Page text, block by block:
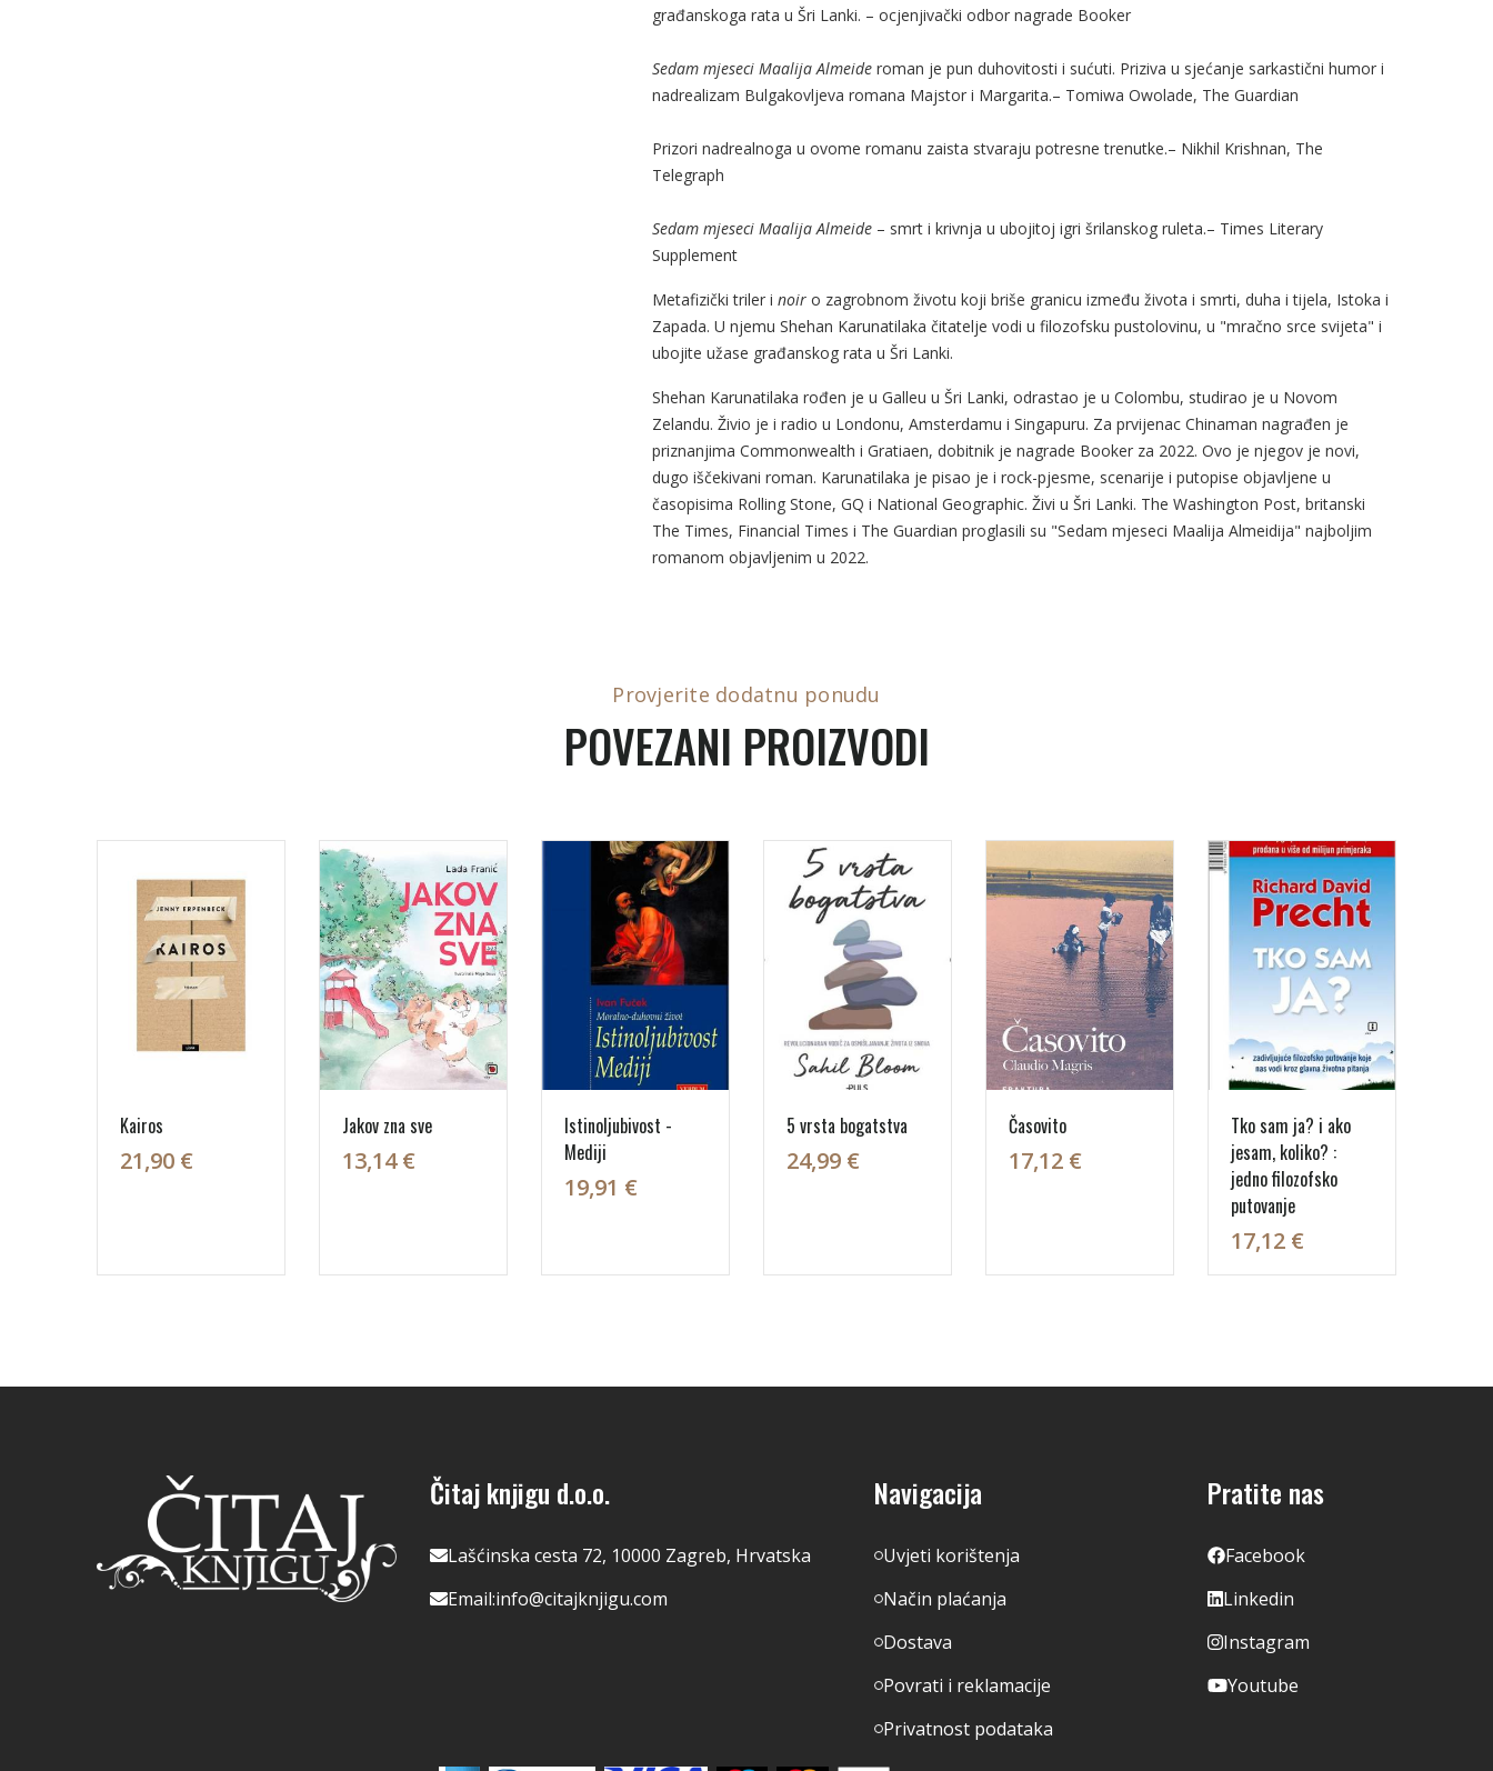
građanskoga rata u Šri Lanki. – ocjenjivački odbor nagrade Booker
Sedam mjeseci Maalija Almeide roman je pun duhovitosti i sućuti. Priziva u sjećanje sarkastični humor i
nadrealizam Bulgakovljeva romana Majstor i Margarita.– Tomiwa Owolade, The Guardian
Prizori nadrealnoga u ovome romanu zaista stvaraju potresne trenutke.– Nikhil Krishnan, The
Telegraph
Sedam mjeseci Maalija Almeide – smrt i krivnja u ubojitoj igri šrilanskog ruleta.– Times Literary
Supplement
Metafizički triler i noir o zagrobnom životu koji briše granicu između života i smrti, duha i tijela, Istoka i
Zapada. U njemu Shehan Karunatilaka čitatelje vodi u filozofsku pustolovinu, u "mračno srce svijeta" i
ubojite užase građanskog rata u Šri Lanki.
Shehan Karunatilaka rođen je u Galleu u Šri Lanki, odrastao je u Colombu, studirao je u Novom
Zelandu. Živio je i radio u Londonu, Amsterdamu i Singapuru. Za prvijenac Chinaman nagrađen je
priznanjima Commonwealth i Gratiaen, dobitnik je nagrade Booker za 2022. Ovo je njegov je novi,
dugo iščekivani roman. Karunatilaka je pisao je i rock-pjesme, scenarije i putopise objavljene u
časopisima Rolling Stone, GQ i National Geographic. Živi u Šri Lanki. The Washington Post, britanski
The Times, Financial Times i The Guardian proglasili su "Sedam mjeseci Maalija Almeidija" najboljim
romanom objavljenim u 2022.
Provjerite dodatnu ponudu
POVEZANI PROIZVODI
Kairos
21,90 €
Jakov zna sve
13,14 €
Istinoljubivost -
Mediji
19,91 €
5 vrsta bogatstva
24,99 €
Časovito
17,12 €
Tko sam ja? i ako
jesam, koliko? :
jedno filozofsko
putovanje
17,12 €
Čitaj knjigu d.o.o.
Lašćinska cesta 72, 10000 Zagreb, Hrvatska
Email:info@citajknjigu.com
Navigacija
Uvjeti korištenja
Način plaćanja
Dostava
Povrati i reklamacije
Privatnost podataka
Pratite nas
Facebook
Linkedin
Instagram
Youtube